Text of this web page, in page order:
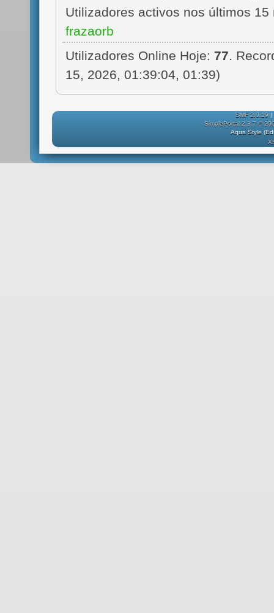
Utilizadores activos nos últimos 15
frazaorb
Utilizadores Online Hoje: 77.
15, 2026, 01:39:04, 01:39)
SMF 2.0.19 |
SimplePortal 2.3.7 ©
Aqua Style